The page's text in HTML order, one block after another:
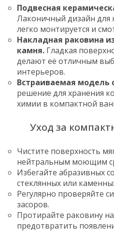
Подвесная
Лаконичный дизайн
легко монтируется и
Накладная раковина
камня. Гладкая
делают её отличным
интерьеров.
Встраиваемая модель
решение для хранения
химии в компактной
Уход за
Чистите поверхность
нейтральным моющим
Избегайте абразивных
стеклянных или
Регулярно проверяйте
засоров.
Протирайте раковину
предотвратить